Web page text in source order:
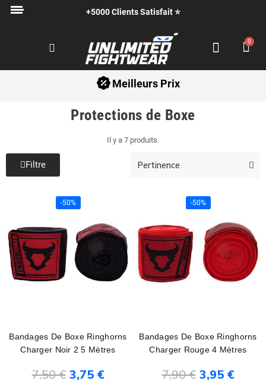
Meilleurs Prix
Protections de Boxe
Il y a 7 produits.
Filtre
-50%
Bandages De Boxe Ringhorns
Charger Noir 2 5 Mètres
7,50 € 3,75 €
-50%
Bandages De Boxe Ringhorns
Charger Rouge 4 Mètres
7,90 € 3,95 €